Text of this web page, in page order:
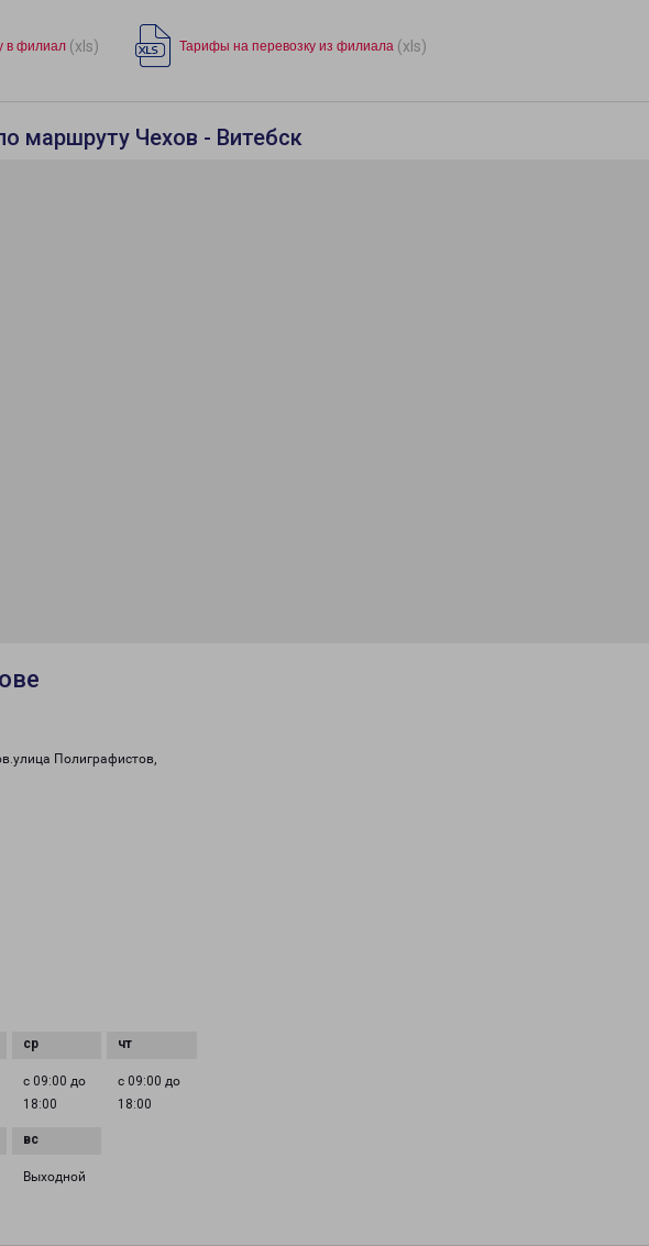
в филиал (xls) Тарифы на перевозку из филиала (xls)
маршруту Чехов - Витебск
Полиграфистов,
с 09:00 до
18:00
с 09:00 до
18:00
Выходной